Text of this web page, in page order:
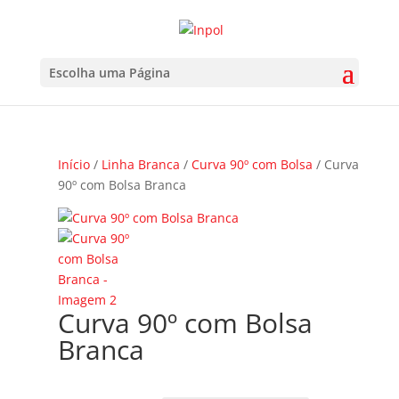
Escolha uma Página
Início/ Linha Branca / Curva 90º com Bolsa / Curva
90º com Bolsa Branca
Curva 90º com Bolsa
Branca